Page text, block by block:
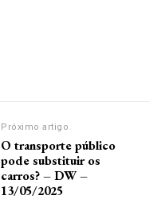
Próximo artigo
O transporte público
pode substituir os
carros? – DW –
13/05/2025